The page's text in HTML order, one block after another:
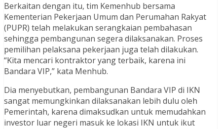
Berkaitan dengan itu, tim Kemenhub bersama
Kementerian Pekerjaan Umum dan Perumahan Rakyat
(PUPR) telah melakukan serangkaian pembahasan
sehingga pembangunan segera dilaksanakan. Proses
pemilihan pelaksana pekerjaan juga telah dilakukan.
“Kita mencari kontraktor yang terbaik, karena ini
Bandara VIP,” kata Menhub.
Dia menyebutkan, pembangunan Bandara VIP di IKN
sangat memungkinkan dilaksanakan lebih dulu oleh
Pemerintah, karena dimaksudkan untuk memudahkan
investor luar negeri masuk ke lokasi IKN untuk ikut